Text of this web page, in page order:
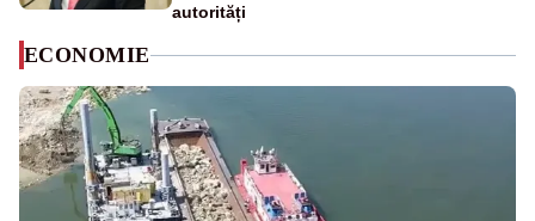
autorități
ECONOMIE